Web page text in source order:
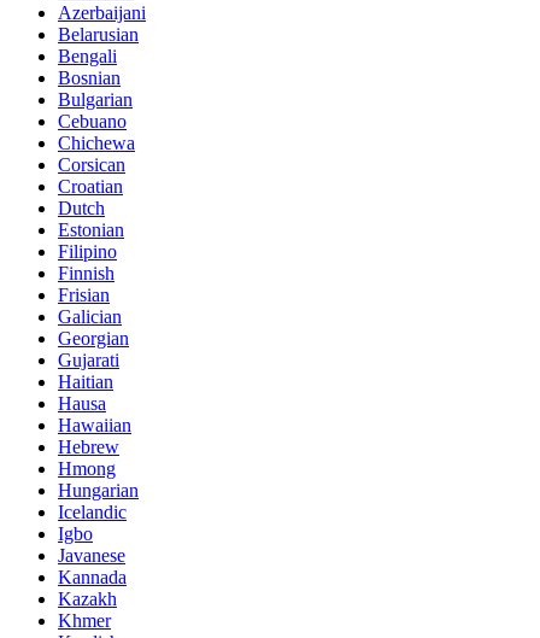
Azerbaijani
Belarusian
Bengali
Bosnian
Bulgarian
Cebuano
Chichewa
Corsican
Croatian
Dutch
Estonian
Filipino
Finnish
Frisian
Galician
Georgian
Gujarati
Haitian
Hausa
Hawaiian
Hebrew
Hmong
Hungarian
Icelandic
Igbo
Javanese
Kannada
Kazakh
Khmer